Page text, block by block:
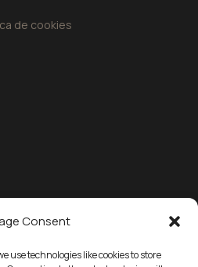
Consent
use technologies like cookies to store
de cookies